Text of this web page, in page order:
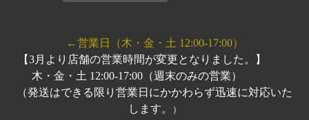
←営業日（木・金・土 12:00-17:00）
【3月より店舗の営業時間が変更となりました。】
木・金・土 12:00-17:00（週末のみの営業）
（発送はできる限り営業日にかかわらず迅速に対応いた
します。
）